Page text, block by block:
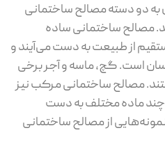
دو دسته مصالح ساختمانی
مصالح ساختمانی ساده
از طبیعت به دست می‌آیند و
است. گچ، ماسه و آجر برخی
مصالح ساختمانی مرکب نیز
ماده مختلف به دست
از مصالح ساختمانی